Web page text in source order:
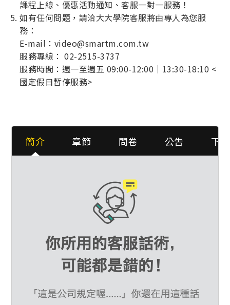
課程上線、優惠活動通知、客服一對一服務！
如有任何問題，請洽大大學院客服將由專人為您服
務：
E-mail：video@smartm.com.tw
服務專線： 02-2515-3737
服務時間：週一至週五 09:00-12:00｜13:30-18:10 <
國定假日暫停服務>
簡介 章節 問卷 公吿 下載